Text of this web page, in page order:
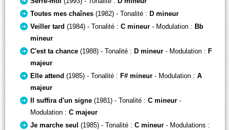
Toutes mes chaînes (1982) - Tonalité : D mineur
Veiller tard (1984) - Tonalité :C mineur - Modulation : Bb
mineur
C'est ta chance (1988) - Tonalité : D mineur - Modulation : F
majeur
Elle attend (1985) - Tonalité : F# mineur - Modulation :A
majeur
Il suffira d'un signe (1981) - Tonalité :C mineur -
Modulation :C majeur
Je marche seul (1985) - Tonalité :C mineur - Modulations :